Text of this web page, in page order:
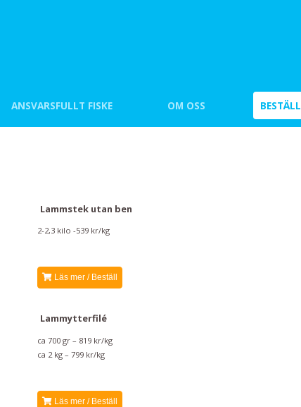
ANSVARSFULLT FISKE OM OSS BESTÄLL
Lammstek utan ben
2-2,3 kilo -539 kr/kg
Läs mer / Beställ
Lammytterfilé
ca 700 gr – 819 kr/kg
ca 2 kg – 799 kr/kg
Läs mer / Beställ